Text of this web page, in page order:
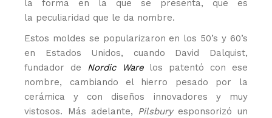
la forma en la que se presenta, que es
la peculiaridad que le da nombre.
Estos moldes se popularizaron en los 50’s y 60’s
en Estados Unidos, cuando David Dalquist,
fundador de Nordic Warelos patentó con ese
nombre, cambiando el hierro pesado por la
cerámica y con diseños innovadores y muy
vistosos. Más adelante, Pilsburyesponsorizó un